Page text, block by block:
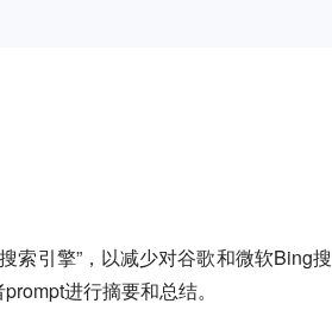
索引擎”，以减少对谷歌和微软Bing搜
进行摘要和总结。